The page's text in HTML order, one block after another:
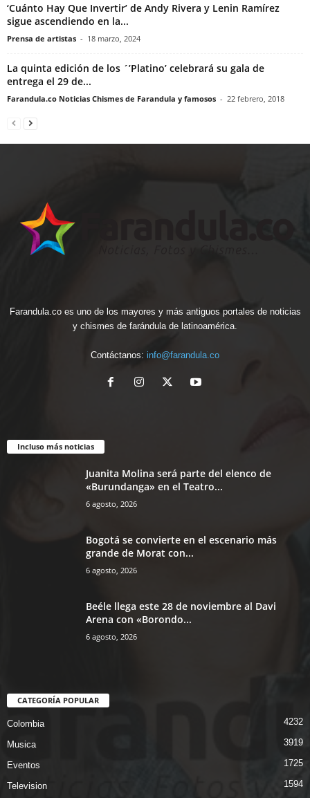
‘Cuánto Hay Que Invertir’ de Andy Rivera y Lenin Ramírez
sigue ascendiendo en la...
Prensa de artistas - 18 marzo, 2024
La quinta edición de los ´’Platino’ celebrará su gala de
entrega el 29 de...
Farandula.co Noticias Chismes de Farandula y famosos - 22 febrero, 2018
Farandula.co es uno de los mayores y más antiguos portales de noticias
y chismes de farándula de latinoamérica.
Contáctanos: info@farandula.co
Incluso más noticias
Juanita Molina será parte del elenco de
«Burundanga» en el Teatro...
6 agosto, 2026
Bogotá se convierte en el escenario más
grande de Morat con...
6 agosto, 2026
Beéle llega este 28 de noviembre al Davi
Arena con «Borondo...
6 agosto, 2026
CATEGORÍA POPULAR
Colombia 4232
Musica 3919
Eventos 1725
Television 1594